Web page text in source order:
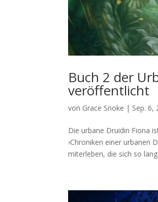
Buch 2 der
veröffentlicht
von Grace Snoke | Sep. 6,
Die urbane Druidin Fiona
›Chroniken einer urbanen
miterleben, die sich so